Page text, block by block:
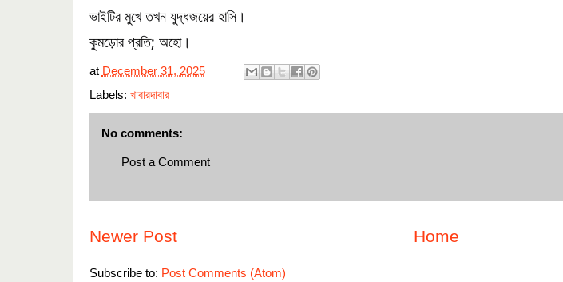
ভাইটির মুখে তখন যুদ্ধজয়ের হাসি।
কুমড়োর প্রতি; অহো।
at December 31, 2025
Labels: খাবারদাবার
No comments:
Post a Comment
Newer Post Home
Subscribe to: Post Comments (Atom)